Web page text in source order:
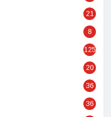
21
8
125
20
36
36